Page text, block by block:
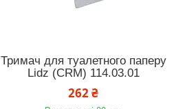
Тримач для туалетного паперу
Lidz (CRM) 114.03.01
262 ₴